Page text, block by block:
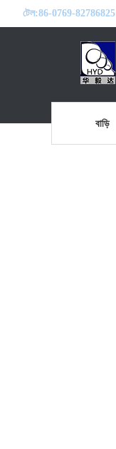
টেল:86-0769-82786825
বাড়ি